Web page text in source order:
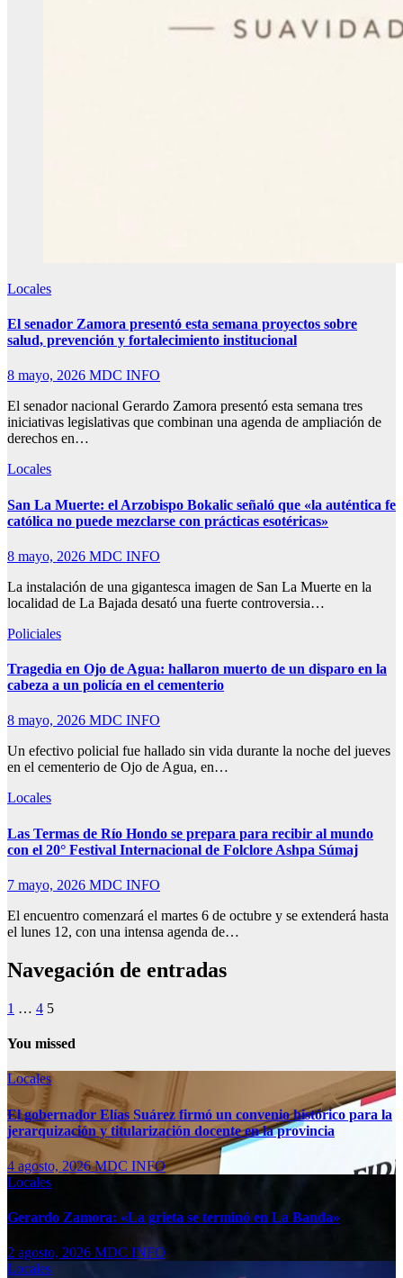
Locales
El senador Zamora presentó esta semana proyectos sobre
salud, prevención y fortalecimiento institucional
8 mayo, 2026 MDC INFO
El senador nacional Gerardo Zamora presentó esta semana tres
iniciativas legislativas que combinan una agenda de ampliación de
derechos en…
Locales
San La Muerte: el Arzobispo Bokalic señaló que «la auténtica fe
católica no puede mezclarse con prácticas esotéricas»
8 mayo, 2026 MDC INFO
La instalación de una gigantesca imagen de San La Muerte en la
localidad de La Bajada desató una fuerte controversia…
Policiales
Tragedia en Ojo de Agua: hallaron muerto de un disparo en la
cabeza a un policía en el cementerio
8 mayo, 2026 MDC INFO
Un efectivo policial fue hallado sin vida durante la noche del jueves
en el cementerio de Ojo de Agua, en…
Locales
Las Termas de Río Hondo se prepara para recibir al mundo
con el 20° Festival Internacional de Folclore Ashpa Súmaj
7 mayo, 2026 MDC INFO
El encuentro comenzará el martes 6 de octubre y se extenderá hasta
el lunes 12, con una intensa agenda de…
Navegación de entradas
1 … 4 5
You missed
Locales
El gobernador Elías Suárez firmó un convenio histórico para la
jerarquización y titularización docente en la provincia
4 agosto, 2026MDC INFO
Locales
Gerardo Zamora: «La grieta se terminó en La Banda»
2 agosto, 2026 MDC INFO
Locales